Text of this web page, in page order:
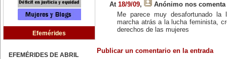
Efemérides
EFEMÉRIDES DE ABRIL
At 18/9/09, Anónimo nos comenta
Me parece muy desafortunado
marcha atrás a la lucha feminista,
derechos de las mujeres
Publicar un comentario en la entrada